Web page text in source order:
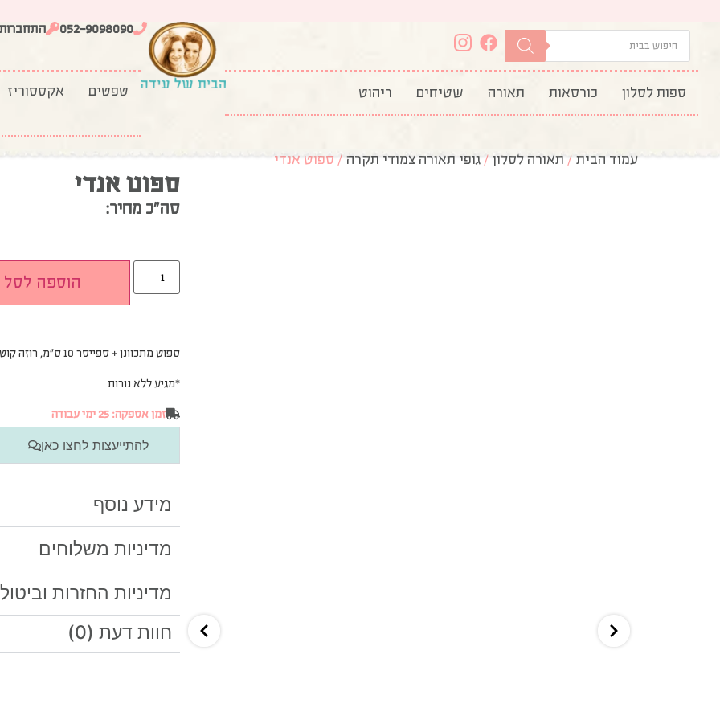
ספות לסלון כורסאות תאורה שטיחים ריהוט טפטים אקססוריז
עמוד הבית/ תאורה לסלון / גופי תאורה צמודי תקרה / ספוט אנדי
ספוט אנדי
סה”כ מחיר:
הוספה לסל
ספוט מתכוונן + ספייסר 10 ס”מ, רוזה קוטר: 10 ס”מ, עבור נורת לד GU10
*מגיע ללא נורות
זמן אספקה: 25 ימי עבודה
להתייעצות לחצו כאן
מידע נוסף
מדיניות משלוחים
מדיניות החזרות
חוות דעת (0)